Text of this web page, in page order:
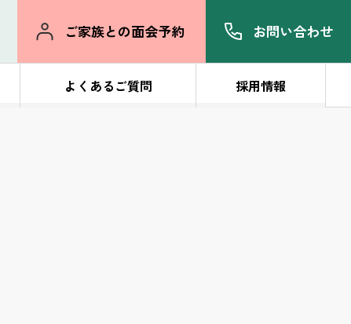
ご家族との面会予約 お問い合わせ
よくあるご質問 採用情報